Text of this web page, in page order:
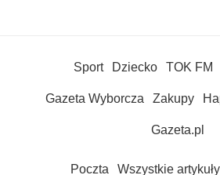
Sport Dziecko TOK FM
Gazeta Wyborcza Zakupy
Gazeta.pl
Poczta Wszystkie artykuły